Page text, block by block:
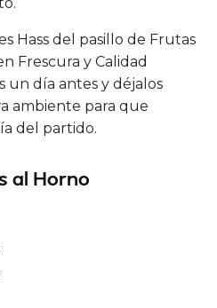
Hass del pasillo de Frutas
Frescura y Calidad
un día antes y déjalos
ambiente para que
del partido.
al Horno